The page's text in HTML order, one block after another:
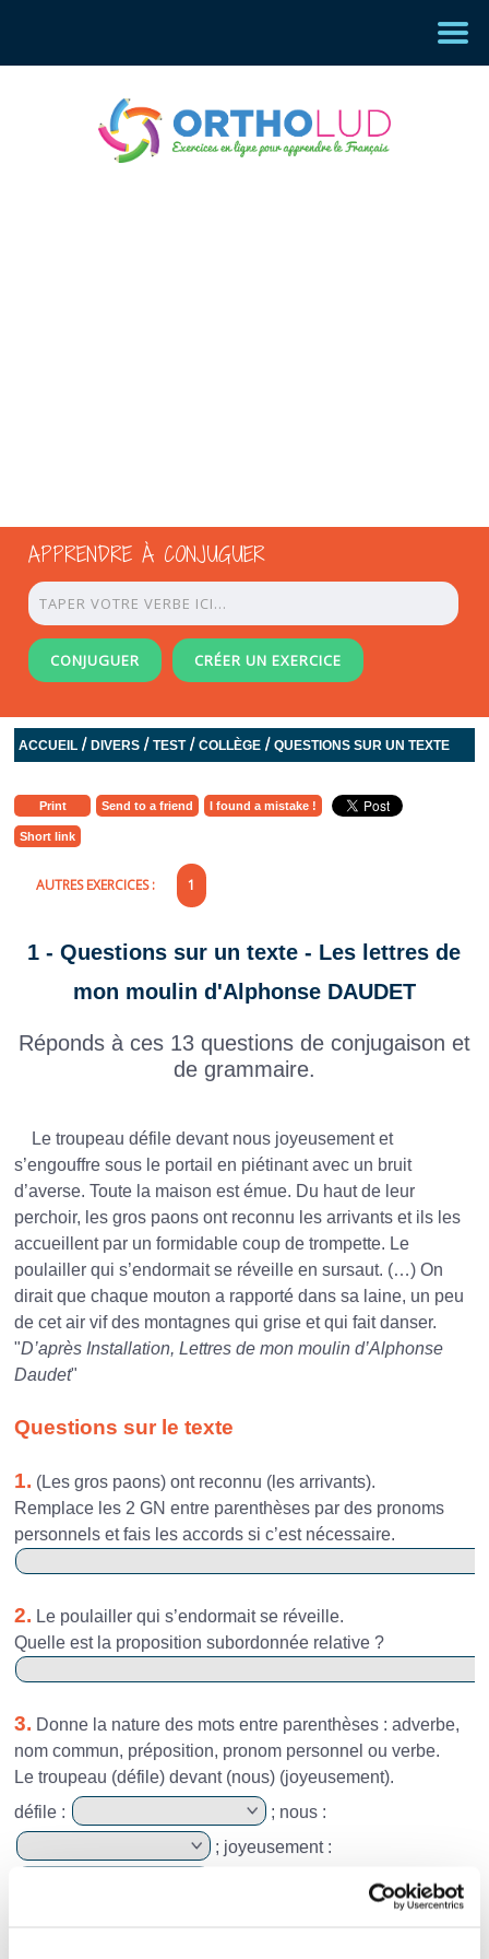
APPRENDRE À CONJUGUER
CONJUGUER CRÉER UN EXERCICE
ACCUEIL /DIVERS /TEST/COLLÈGE /QUESTIONS SUR UN TEXTE
Print Send to a friend I found a mistake !
Short link
AUTRES EXERCICES : 1
1 - Questions sur un texte - Les lettres de
mon moulin d'Alphonse DAUDET
Réponds à ces 13 questions de conjugaison et
de grammaire.
Le troupeau défile devant nous joyeusement et
s’engouffre sous le portail en piétinant avec un bruit
d’averse. Toute la maison est émue. Du haut de leur
perchoir, les gros paons ont reconnu les arrivants et ils les
accueillent par un formidable coup de trompette. Le
poulailler qui s’endormait se réveille en sursaut. (…) On
dirait que chaque mouton a rapporté dans sa laine, un peu
de cet air vif des montagnes qui grise et qui fait danser.
"D’après Installation, Lettres de mon moulin d’Alphonse
Daudet"
Questions sur le texte
1. (Les gros paons) ont reconnu (les arrivants).
Remplace les 2 GN entre parenthèses par des pronoms
personnels et fais les accords si c’est nécessaire.
2. Le poulailler qui s’endormait se réveille.
Quelle est la proposition subordonnée relative ?
3. Donne la nature des mots entre parenthèses : adverbe,
nom commun, préposition, pronom personnel ou verbe.
Le troupeau (défile) devant (nous) (joyeusement).
défile :
; nous :
; joyeusement :